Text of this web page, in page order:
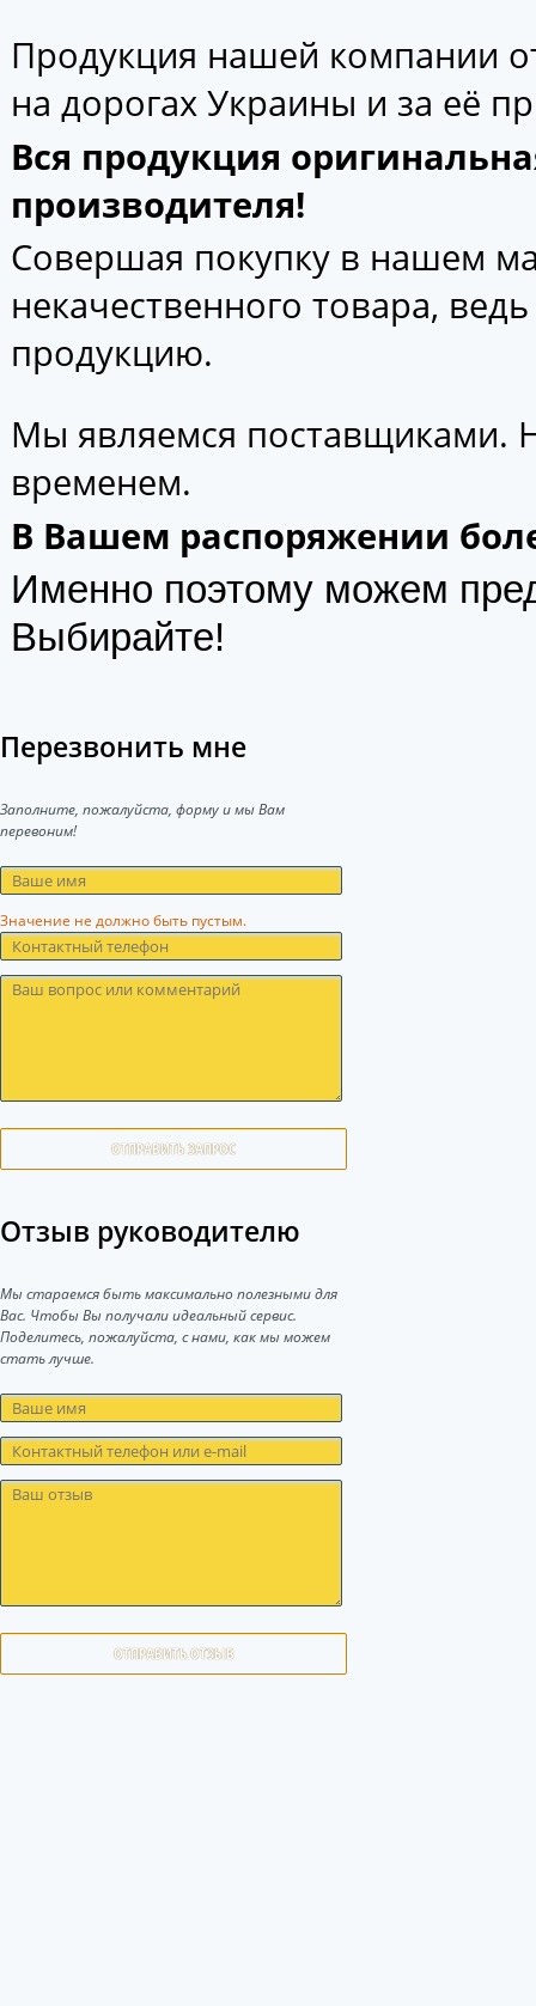
Продукция нашей компании
на дорогах Украины и за её
Вся продукция
производителя!
Совершая покупку в нашем
некачественного товара,
продукцию.
Мы являемся поставщиками.
временем.
В Вашем распоряжении
Именно поэтому можем
Выбирайте!
Перезвонить мне
Заполните, пожалуйста, форму и мы Вам
перевоним!
Значение не должно быть пустым.
ОТПРАВИТЬ ЗАПРОС
Отзыв руководителю
Мы стараемся быть максимально полезными для
Вас. Чтобы Вы получали идеальный сервис.
Поделитесь, пожалуйста, с нами, как мы можем
стать лучше.
ОТПРАВИТЬ ОТЗЫВ